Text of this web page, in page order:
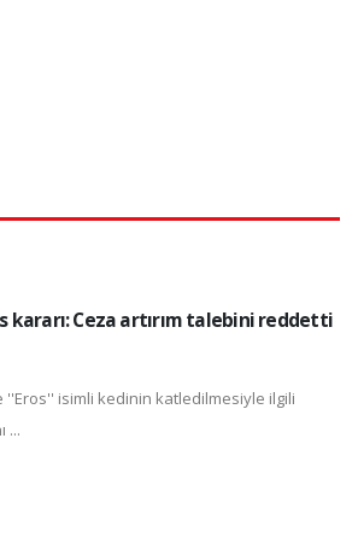
kararı: Ceza artırım talebini reddetti
isimli kedinin katledilmesiyle ilgili
...